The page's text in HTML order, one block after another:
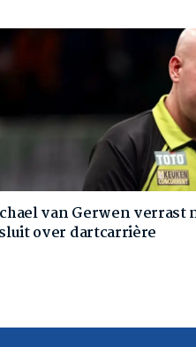
van Gerwen verrast
over dartcarrière